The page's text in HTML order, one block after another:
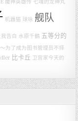
魔神英雄传 七魂的龙神丸
机器猫 球咏 舰队
告白 水原千鶴 五等分的
为了成为图书管理员不择
比卡丘 卫宫家今天的